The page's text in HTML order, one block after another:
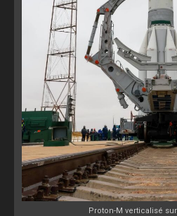
Proton-M verticalisé